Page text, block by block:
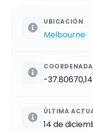
UBICACIÓN
Melbourne
-
ÚLTIMA
14 de